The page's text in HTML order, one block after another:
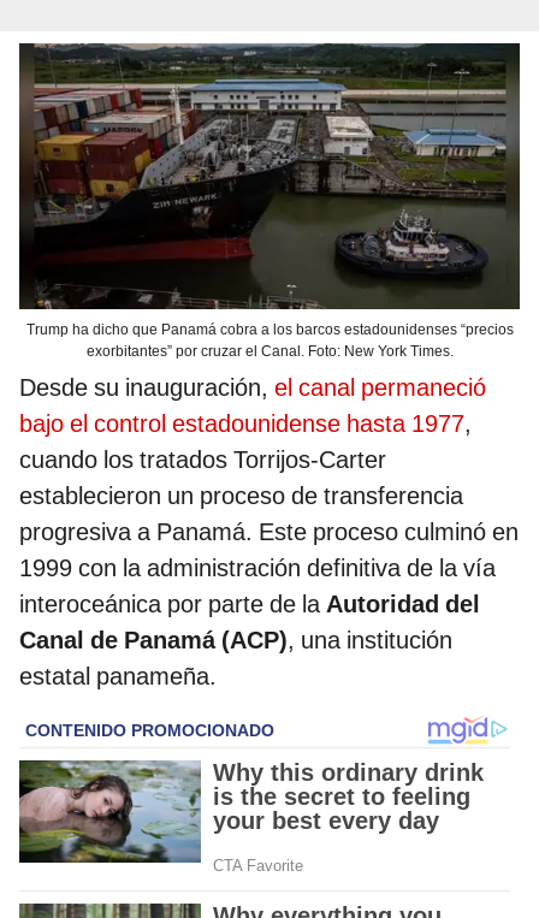
Trump ha dicho que Panamá cobra a los barcos estadounidenses “precios
exorbitantes” por cruzar el Canal. Foto: New York Times.
Desde su inauguración, el canal permaneció
bajo el control estadounidense hasta 1977,
cuando los tratados Torrijos-Carter
establecieron un proceso de transferencia
progresiva a Panamá. Este proceso culminó en
1999 con la administración definitiva de la vía
interoceánica por parte de la Autoridad del
Canal de Panamá (ACP), una institución
estatal panameña.